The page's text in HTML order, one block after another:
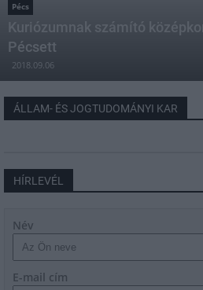
Pécs
Kuriózumnak számító
Pécsett
2018.09.06
ÁLLAM- ÉS JOGTUDOMÁNYI KAR
HÍRLEVÉL
Név
E-mail cím